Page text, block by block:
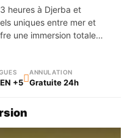
heures à Djerba et
uniques entre mer et
une immersion totale
d’aventure et de
+5
ANNULATION
Gratuite 24h